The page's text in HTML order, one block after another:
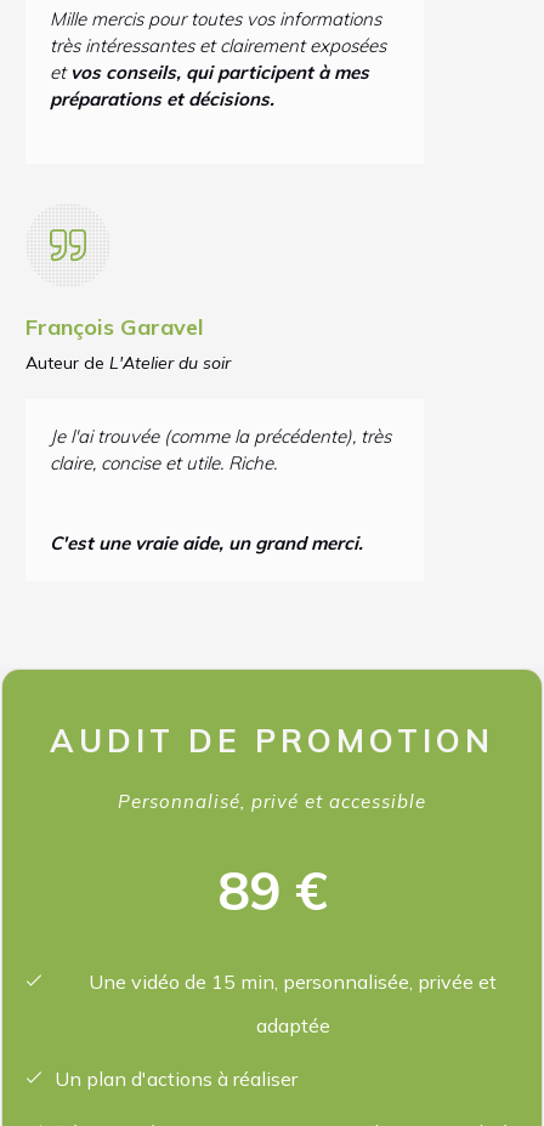
Mille mercis pour toutes vos informations
très intéressantes et clairement exposées
et vos conseils, qui participent à mes
préparations et décisions.
François Garavel
Auteur de L'Atelier du soir
Je l'ai trouvée (comme la précédente), très
claire, concise et utile. Riche.
C'est une vraie aide, un grand merci.
AUDIT DE PROMOTION
Personnalisé, privé et accessible
89 €
Une vidéo de 15 min, personnalisée, privée et
adaptée
Un plan d'actions à réaliser